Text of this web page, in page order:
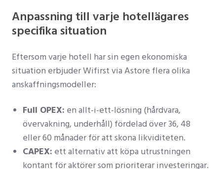
Anpassning till varje hotellägares
specifika situation
Eftersom varje hotell har sin egen ekonomiska
situation erbjuder Wifirst via Astore flera olika
anskaffningsmodeller:
Full OPEX: en allt-i-ett-lösning (hårdvara,
övervakning, underhåll) fördelad över 36, 48
eller 60 månader för att skona likviditeten.
CAPEX: ett alternativ att köpa utrustningen
kontant för aktörer som prioriterar investeringar.